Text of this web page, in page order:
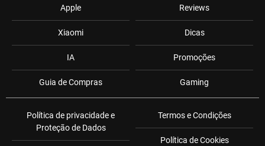
Apple
Xiaomi
IA
Guia de Compras
Reviews
Dicas
Promoções
Gaming
Política de privacidade e
Proteção de Dados
Termos e Condições
Política de Cookies